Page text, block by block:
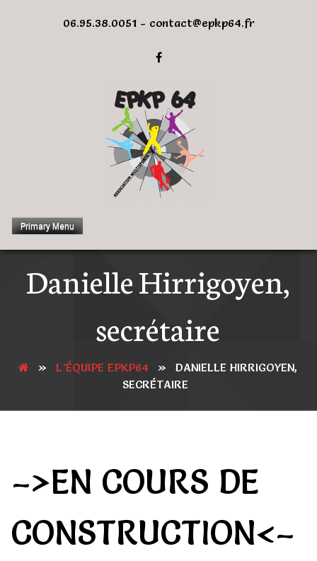
06.95.38.0051 - contact@epkp64.fr
Primary Menu
Danielle Hirrigoyen,
secrétaire
» L’ÉQUIPE EPKP64 »
DANIELLE HIRRIGOYEN,
SECRÉTAIRE
–>EN COURS DE
CONSTRUCTION<–